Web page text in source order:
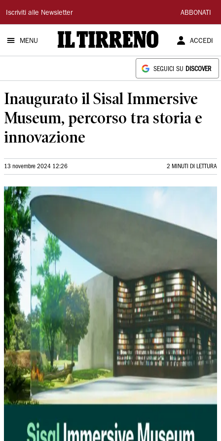
Il
Tirreno
Iscriviti alle Newsletter ABBONATI
MENU ACCEDI
SEGUICI SU DISCOVER
Inaugurato il Sisal Immersive
Museum, percorso tra storia e
innovazione
13 novembre 2024 12:26 2 MINUTI DI LETTURA